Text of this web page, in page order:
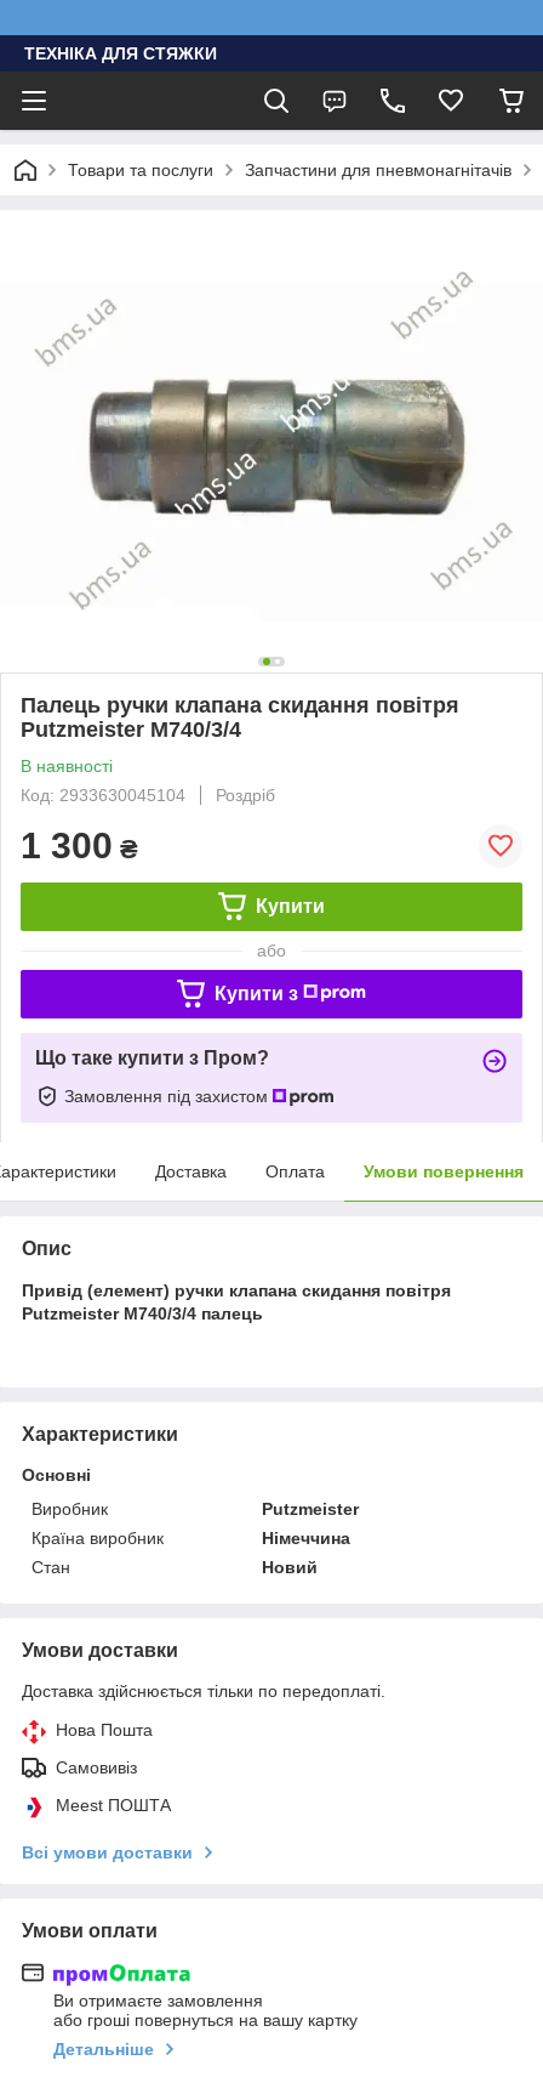
ТЕХНІКА ДЛЯ СТЯЖКИ
Товари та послуги Запчастини для пневмонагнітачів
Палець ручки клапана скидання повітря
Putzmeister М740/3/4
В наявності
Код: 2933630045104
Роздріб
1 300 ₴
Купити
або
Купити з
Що таке купити з Пром?
Замовлення під захистом
Доставка Оплата Умови повернення
Опис
Привід (елемент) ручки клапана скидання повітря
Putzmeister М740/3/4 палець
Характеристики
Основні
Виробник
Putzmeister
Країна виробник
Німеччина
Стан
Новий
Умови доставки
Доставка здійснюється тільки по передоплаті.
Нова Пошта
Самовивіз
Meest ПОШТА
Всі умови доставки
Умови оплати
Ви отримаєте замовлення
або гроші повернуться на вашу картку
Детальніше